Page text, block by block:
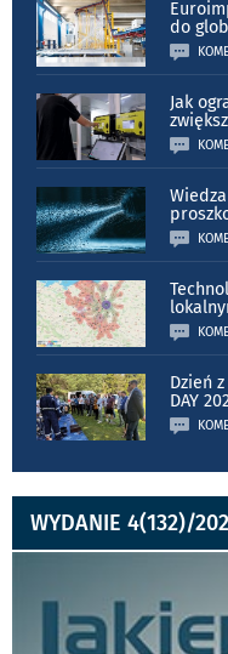
do
Jak
Dzień
DAY
WYDANIE 4(132)/